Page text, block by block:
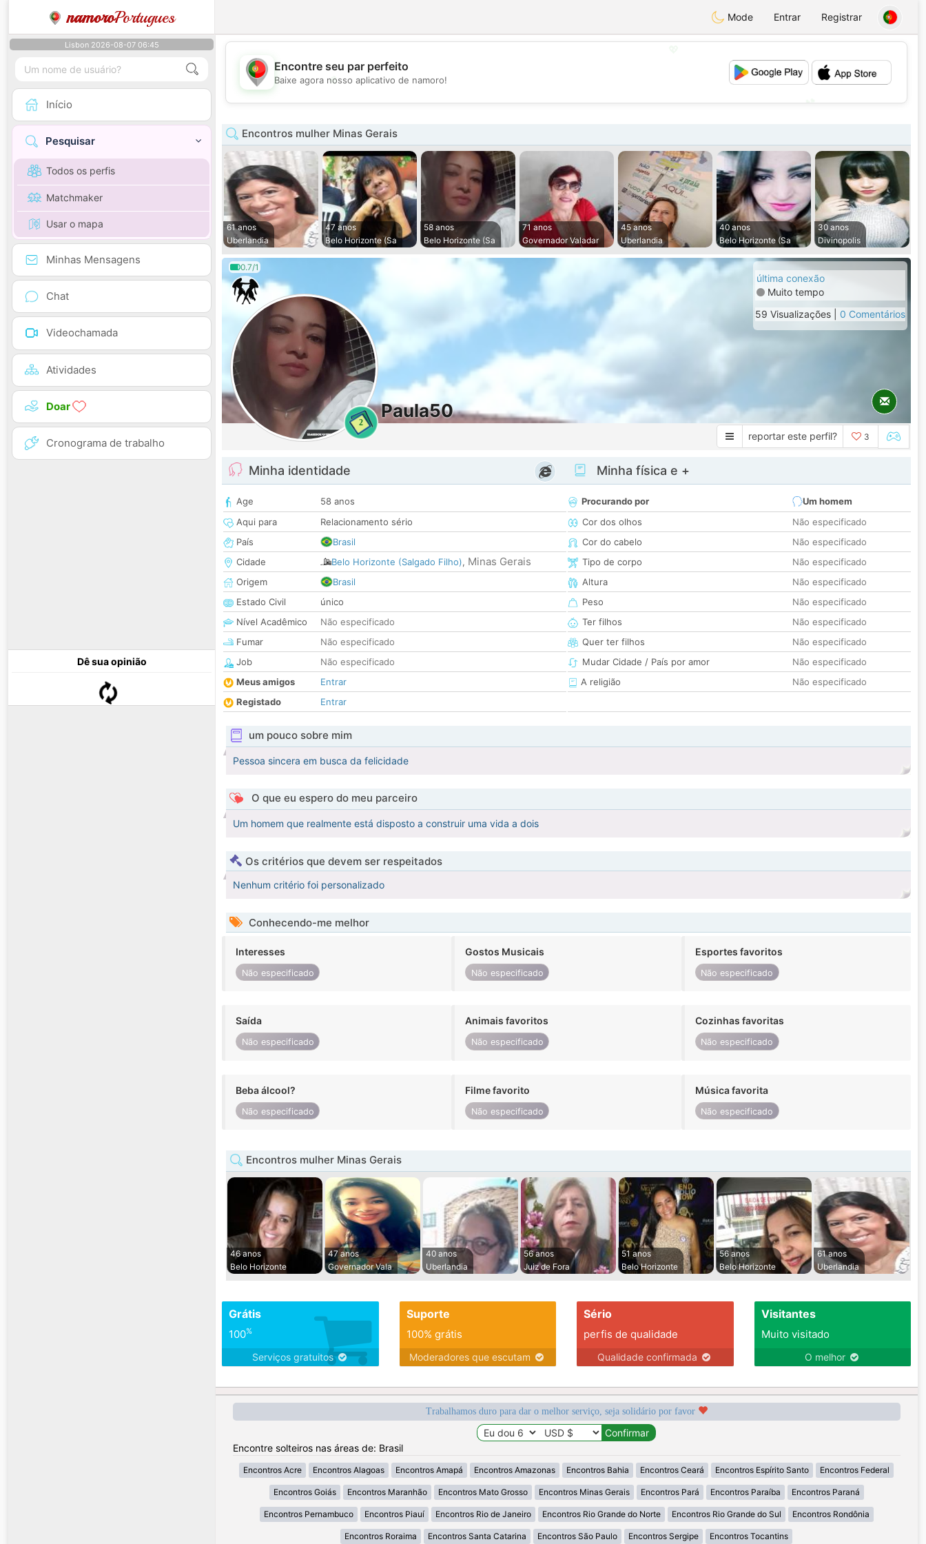
namoroPortugues Mode Entrar Registrar
Lisbon 2026-08-07 06:45
Início
Pesquisar
Todos os perfis
Matchmaker
Usar o mapa
Minhas Mensagens
Chat
Videochamada
Atividades
Doar
Cronograma de trabalho
Dê sua opinião
💖
💕
Encontre seu par perfeito
Baixe agora nosso aplicativo de namoro!
Encontros mulher Minas Gerais
61 anos
Uberlandia
47 anos
Belo Horizonte (Sa
58 anos
Belo Horizonte (Sa
71 anos
Governador Valadar
45 anos
Uberlandia
40 anos
Belo Horizonte (Sa
30 anos
Divinopolis
0.7/1
2
Paula50
última conexão
Muito tempo
59 Visualizações | 0 Comentários
reportar este perfil? 3
Minha identidade
Age
58 anos
Aqui para
Relacionamento sério
País
Brasil
Cidade
Belo Horizonte (Salgado Filho), Minas Gerais
Origem
Brasil
Estado Civil
único
Nível Acadêmico
Não especificado
Fumar
Não especificado
Job
Não especificado
Meus amigos
Entrar
Registado
Entrar
Minha física e +
Procurando por
Um homem
Cor dos olhos
Não especificado
Cor do cabelo
Não especificado
Tipo de corpo
Não especificado
Altura
Não especificado
Peso
Não especificado
Ter filhos
Não especificado
Quer ter filhos
Não especificado
Mudar Cidade / País por amor
Não especificado
A religião
Não especificado
um pouco sobre mim
Pessoa sincera em busca da felicidade
O que eu espero do meu parceiro
Um homem que realmente está disposto a construir uma vida a dois
Os critérios que devem ser respeitados
Nenhum critério foi personalizado
Conhecendo-me melhor
Interesses
Não especificado
Gostos Musicais
Não especificado
Esportes favoritos
Não especificado
Saída
Não especificado
Animais favoritos
Não especificado
Cozinhas favoritas
Não especificado
Beba álcool?
Não especificado
Filme favorito
Não especificado
Música favorita
Não especificado
Encontros mulher Minas Gerais
46 anos
Belo Horizonte
47 anos
Governador Vala
40 anos
Uberlandia
56 anos
Juiz de Fora
51 anos
Belo Horizonte
56 anos
Belo Horizonte
61 anos
Uberlandia
Grátis
100%
Serviços gratuitos
Suporte
100% grátis
Moderadores que escutam
Sério
perfis de qualidade
Qualidade confirmada
Visitantes
Muito visitado
O melhor
Trabalhamos duro para dar o melhor serviço, seja solidário por favor
Encontre solteiros nas áreas de: Brasil
Encontros Acre Encontros Alagoas Encontros Amapá Encontros Amazonas Encontros Bahia Encontros Ceará Encontros Espírito Santo Encontros Federal
Encontros Goiás Encontros Maranhão Encontros Mato Grosso Encontros Minas Gerais Encontros Pará Encontros Paraíba Encontros Paraná
Encontros Pernambuco Encontros Piauí Encontros Rio de Janeiro Encontros Rio Grande do Norte Encontros Rio Grande do Sul Encontros Rondônia
Encontros Roraima Encontros Santa Catarina Encontros São Paulo Encontros Sergipe Encontros Tocantins